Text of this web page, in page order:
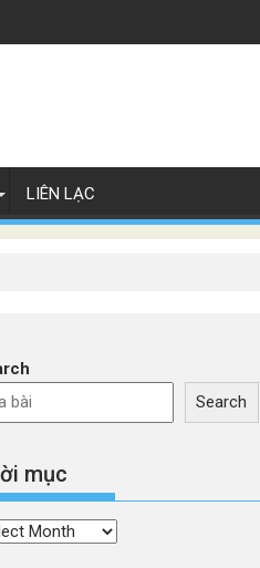
LIÊN LẠC
Search
mục